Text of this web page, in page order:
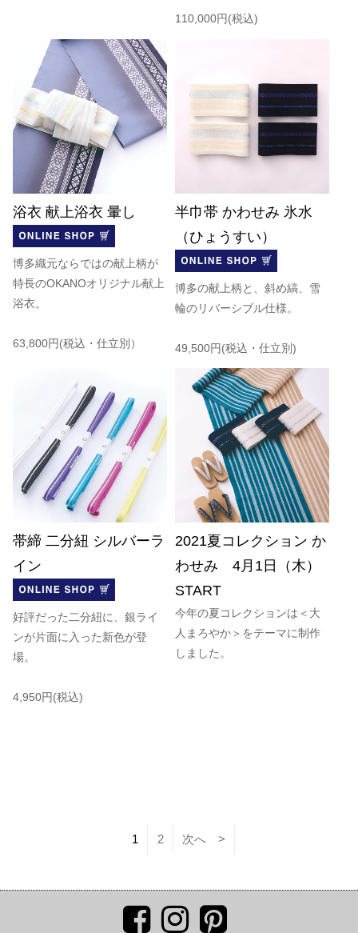
110,000円(税込)
浴衣 献上浴衣 暈し
博多織元ならではの献上柄が
特長のOKANOオリジナル献上
浴衣。
63,800円(税込・仕立別）
半巾帯 かわせみ 氷水
（ひょうすい）
博多の献上柄と、斜め縞、雪
輪のリバーシブル仕様。
49,500円(税込・仕立別)
帯締 二分紐 シルバーラ
イン
好評だった二分紐に、銀ライ
ンが片面に入った新色が登
場。
4,950円(税込)
2021夏コレクション か
わせみ 4月1日（木）
START
今年の夏コレクションは＜大
人まろやか＞をテーマに制作
しました。
1 2 次へ >